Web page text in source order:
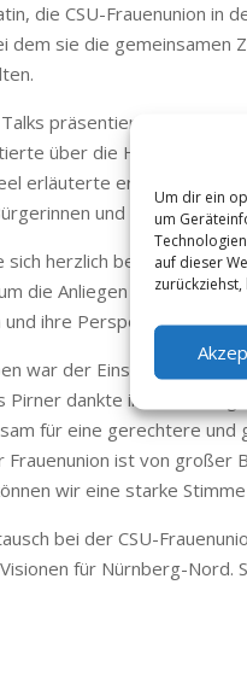
Um dir ein
um
auf dieser
die CSU-Frauenunion in
dem sie die gemeinsamen
präsentierte Thomas
über die
erläuterte er die
und Bürger in
herzlich bei der
die Anliegen und
ihre Perspektiven in die
war der Einsatz von
Pirner dankte ihr für ihr
für eine gerechtere
ist von großer
wir eine starke
bei der CSU-
für Nürnberg-